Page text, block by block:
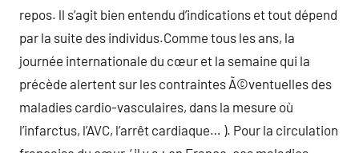
repos. ll s’agit bien entendu d’indications et tout dépend
par la suite des individus.Comme tous les ans, la
journée internationale du cœur et la semaine qui la
précède alertent sur les contraintes Ã©ventuelles des
maladies cardio-vasculaires, dans la mesure où
l’infarctus, l’AVC, l’arrêt cardiaque… ). Pour la circulation